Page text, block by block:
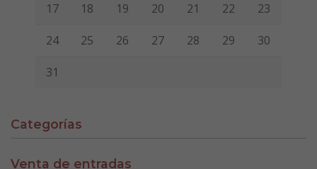
17 18 19 20 21 22 23
24 25 26 27 28 29 30
31
Categorías
Venta de entradas